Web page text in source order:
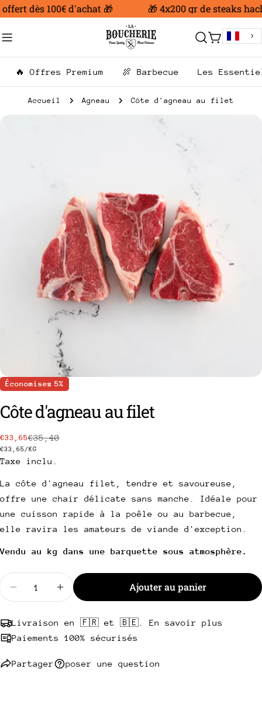
Aller
contenu
dès 100€ d'achat 🎁 🎁 4x200 gr de steaks
Chariot
🔥 Offres Premium 🍖 Barbecue Les
Accueil Agneau Côte d'agneau au filet
le média 0 en mode modal
Économisez 5%
Côte d'agneau au filet
Prix
de
€33,65
Prix
habituel
€35,40
PRIX
UNITAIRE
€33,65/PAR
KG
Taxe inclu.
La côte d'agneau filet, tendre et savoureuse,
offre une chair délicate sans manche. Idéale pour
une cuisson rapide à la poêle ou au barbecue,
elle ravira les amateurs de viande d'exception.
Vendu au kg dans une barquette sous atmosphère.
Diminuer la quantité pour Côte d&#39;agneau au
Augmenter la quantité pour Côte
Ajouter au panier
Livraison en 🇫🇷 et 🇧🇪. En savoir plus
Paiements 100% sécurisés
Partager
Partager ce produit
Partager
Copie
Partager
Facebook
PartagerÉpingler
Pinterest
poser une question
nom
email
message
Les champs marqués * sont obligatoires.
Envoyer une question